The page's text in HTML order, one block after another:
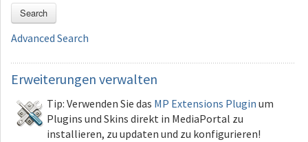
Search
Advanced Search
Erweiterungen verwalten
Tip: Verwenden Sie das MP Extensions Plugin um
Plugins und Skins direkt in MediaPortal zu
installieren, zu updaten und zu konfigurieren!